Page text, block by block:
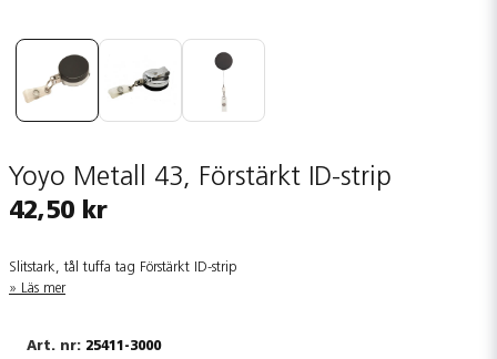
Yoyo Metall 43, Förstärkt ID-strip
42,50 kr
Slitstark, tål tuffa tag Förstärkt ID-strip
Läs mer
25411-3000